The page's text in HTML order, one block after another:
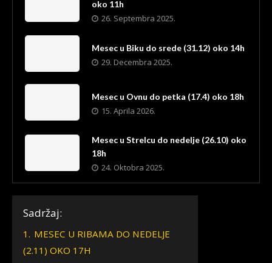
oko 11h
26. Septembra 2025.
Mesec u Biku do srede (31.12) oko 14h
29. Decembra 2025.
Mesec u Ovnu do petka (17.4) oko 18h
15. Aprila 2026.
Mesec u Strelcu do nedelje (26.10) oko
18h
24. Oktobra 2025.
Sadržaj:
1. MESEC U RIBAMA DO NEDELJE
(2.11) OKO 17H